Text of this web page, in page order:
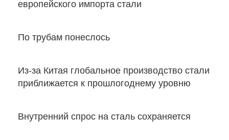
европейского импорта стали
По трубам понеслось
Из-за Китая глобальное производство стали
приближается к прошлогоднему уровню
Внутренний спрос на сталь сохраняется